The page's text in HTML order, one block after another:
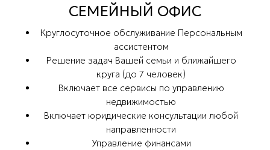
СЕМЕЙНЫЙ ОФИС
Круглосуточное обслуживание Персональным
ассистентом
Решение задач Вашей семьи и ближайшего
круга (до 7 человек)
Включает все сервисы по управлению
недвижимостью
Включает юридические консультации любой
направленности
Управление финансами